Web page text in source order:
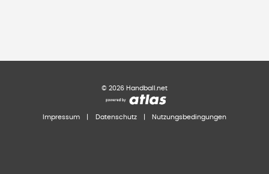
© 2026 Handball.net
Impressum Datenschutz Nutzungsbedingungen